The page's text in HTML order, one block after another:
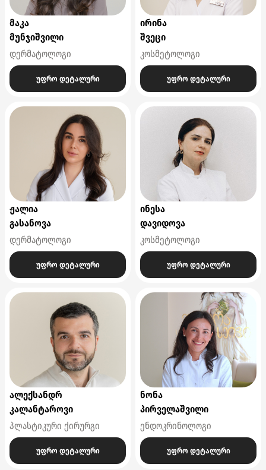
მაკა
მუნჯიშვილი
დერმატოლოგი
უფრო დეტალური
ირინა
შვეცი
კოსმეტოლოგი
უფრო დეტალური
ჟალია
გასანოვა
დერმატოლოგი
უფრო დეტალური
ინესა
დავიდოვა
კოსმეტოლოგი
უფრო დეტალური
ალექსანდრ
კალანტაროვი
პლასტიკური ქირურგი
უფრო დეტალური
ნონა
პირველაშვილი
ენდოკრინოლოგი
უფრო დეტალური